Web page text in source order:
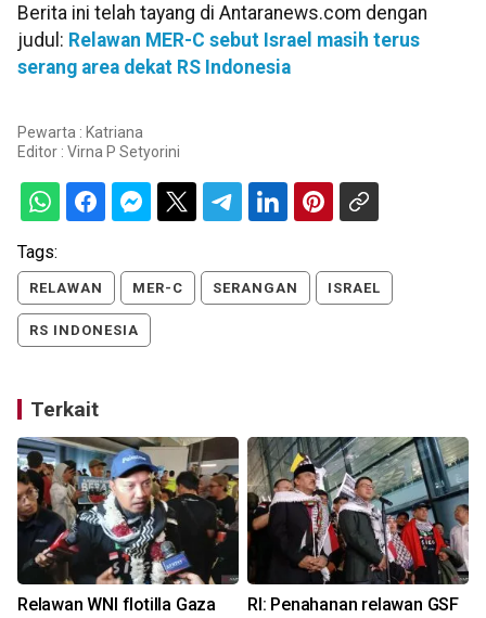
Berita ini telah tayang di Antaranews.com dengan
judul: Relawan MER-C sebut Israel masih terus
serang area dekat RS Indonesia
Pewarta : Katriana
Editor : Virna P Setyorini
Tags:
RELAWAN MER-C SERANGAN ISRAEL
RS INDONESIA
Terkait
Relawan WNI flotilla Gaza
RI: Penahanan relawan GSF